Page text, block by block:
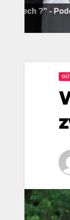
?" - Podcast: